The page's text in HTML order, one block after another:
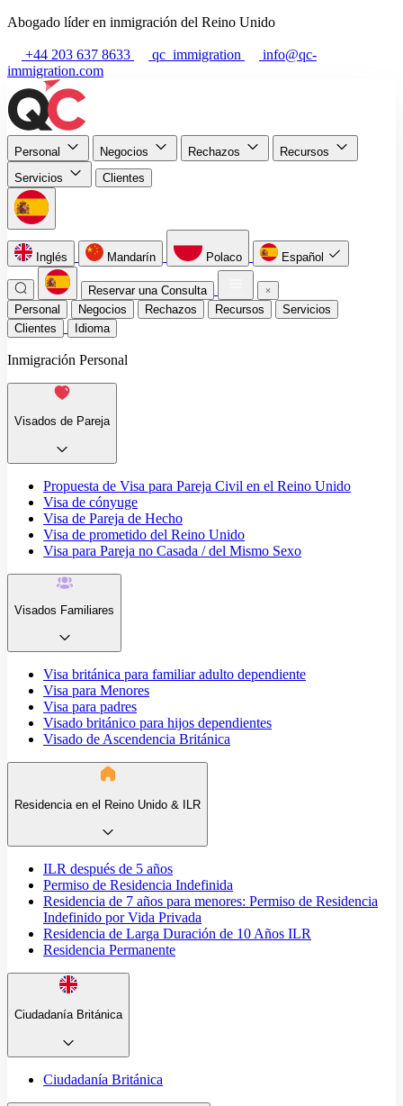
Abogado líder en inmigración del Reino Unido
+44 203 637 8633 qc_immigration
info@qc-
immigration.com
Personal Negocios Rechazos
Recursos
Servicios
Clientes
Inglés Mandarín Polaco Español
Reservar una Consulta
Personal
Negocios Rechazos Recursos
Servicios
Clientes
Idioma
Inmigración Personal
Visados de Pareja
Propuesta de Visa para Pareja Civil en el Reino Unido
Visa de cónyuge
Visa de Pareja de Hecho
Visa de prometido del Reino Unido
Visa para Pareja no Casada / del Mismo Sexo
Visados Familiares
Visa británica para familiar adulto dependiente
Visa para Menores
Visa para padres
Visado británico para hijos dependientes
Visado de Ascendencia Británica
Residencia en el Reino Unido & ILR
ILR después de 5 años
Permiso de Residencia Indefinida
Residencia de 7 años para menores: Permiso de Residencia
Indefinido por Vida Privada
Residencia de Larga Duración de 10 Años ILR
Residencia Permanente
Ciudadanía Británica
Ciudadanía Británica